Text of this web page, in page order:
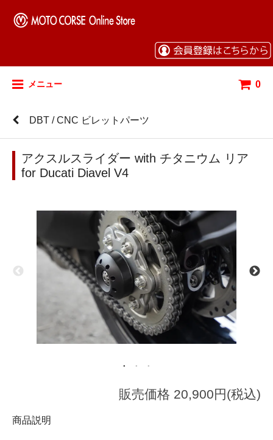
メニュー 0
DBT / CNC ビレットパーツ
アクスルスライダー with チタニウム リア
for Ducati Diavel V4
販売価格 20,900円(税込)
商品説明